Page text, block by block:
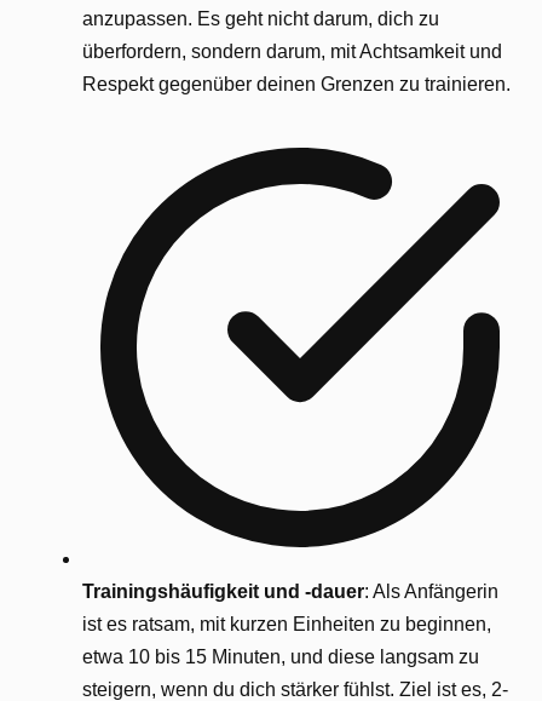
anzupassen. Es geht nicht darum, dich zu
überfordern, sondern darum, mit Achtsamkeit und
Respekt gegenüber deinen Grenzen zu trainieren.
Trainingshäufigkeit und -dauer: Als Anfängerin
ist es ratsam, mit kurzen Einheiten zu beginnen,
etwa 10 bis 15 Minuten, und diese langsam zu
steigern, wenn du dich stärker fühlst. Ziel ist es, 2-